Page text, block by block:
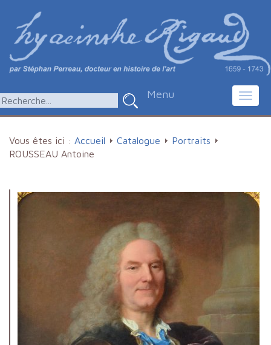
Menu
Vous êtes ici : Accueil Catalogue
Portraits
ROUSSEAU Antoine